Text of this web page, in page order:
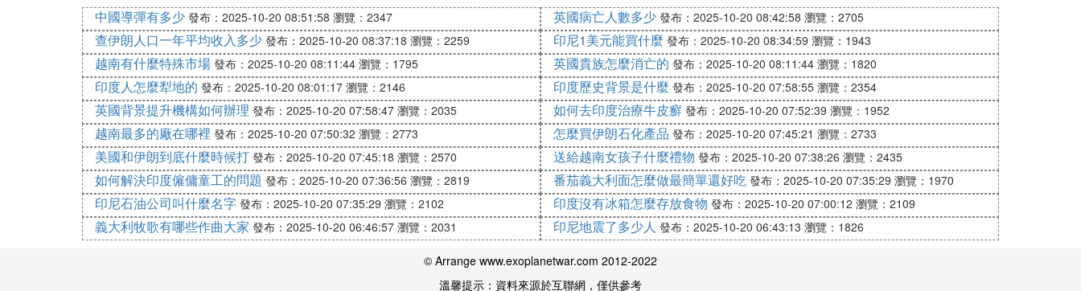
中國導彈有多少 發布：2025-10-20 08:51:58 瀏覽：2347 英國病亡人數多少 發布：2025-10-20 08:42:58 瀏覽：2705
查伊朗人口一年平均收入多少 發布：2025-10-20 08:37:18 瀏覽：2259 印尼1美元能買什麼 發布：2025-10-20 08:34:59 瀏覽：1943
越南有什麼特殊市場 發布：2025-10-20 08:11:44 瀏覽：1795 英國貴族怎麼消亡的 發布：2025-10-20 08:11:44 瀏覽：1820
印度人怎麼犁地的 發布：2025-10-20 08:01:17 瀏覽：2146 印度歷史背景是什麼 發布：2025-10-20 07:58:55 瀏覽：2354
英國背景提升機構如何辦理 發布：2025-10-20 07:58:47 瀏覽：2035 如何去印度治療牛皮癬 發布：2025-10-20 07:52:39 瀏覽：1952
越南最多的廠在哪裡 發布：2025-10-20 07:50:32 瀏覽：2773 怎麼買伊朗石化產品 發布：2025-10-20 07:45:21 瀏覽：2733
美國和伊朗到底什麼時候打 發布：2025-10-20 07:45:18 瀏覽：2570 送給越南女孩子什麼禮物 發布：2025-10-20 07:38:26 瀏覽：2435
如何解決印度僱傭童工的問題 發布：2025-10-20 07:36:56 瀏覽：2819 番茄義大利面怎麼做最簡單還好吃 發布：2025-10-20 07:35:29 瀏覽：1970
印尼石油公司叫什麼名字 發布：2025-10-20 07:35:29 瀏覽：2102 印度沒有冰箱怎麼存放食物 發布：2025-10-20 07:00:12 瀏覽：2109
義大利牧歌有哪些作曲大家 發布：2025-10-20 06:46:57 瀏覽：2031 印尼地震了多少人 發布：2025-10-20 06:43:13 瀏覽：1826
© Arrange www.exoplanetwar.com 2012-2022
溫馨提示：資料來源於互聯網，僅供參考